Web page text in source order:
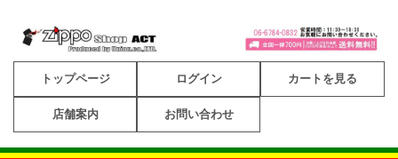
トップページ ログイン カートを見る
店舗案内 お問い合わせ